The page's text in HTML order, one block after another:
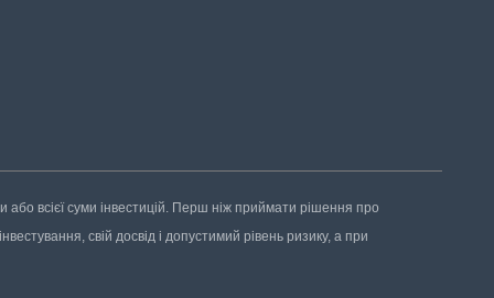
або всієї суми інвестицій. Перш ніж приймати рішення про
свій досвід і допустимий рівень ризику, а при